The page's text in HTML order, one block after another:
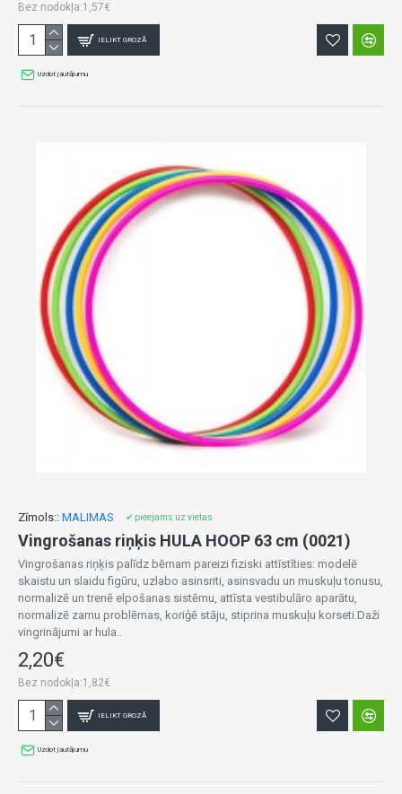
Bez nodokļa:1,57€
IELIKT GROZĀ
Uzdot jautājumu
Zīmols:: MALIMAS ✔ pieejams uz vietas
Vingrošanas riņķis HULA HOOP 63 cm (0021)
Vingrošanas riņķis palīdz bērnam pareizi fiziski attīstīties: modelē
skaistu un slaidu figūru, uzlabo asinsriti, asinsvadu un muskuļu tonusu,
normalizē un trenē elpošanas sistēmu, attīsta vestibulāro aparātu,
normalizē zarnu problēmas, koriģē stāju, stiprina muskuļu korseti.Daži
vingrinājumi ar hula..
2,20€
Bez nodokļa:1,82€
IELIKT GROZĀ
Uzdot jautājumu